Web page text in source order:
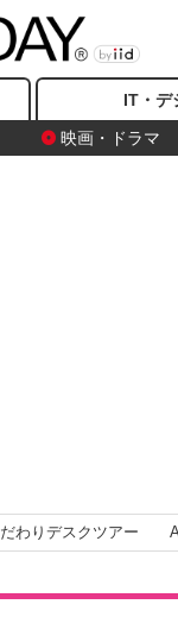
IT・デ
映画・ドラマ
わりデスクツアー